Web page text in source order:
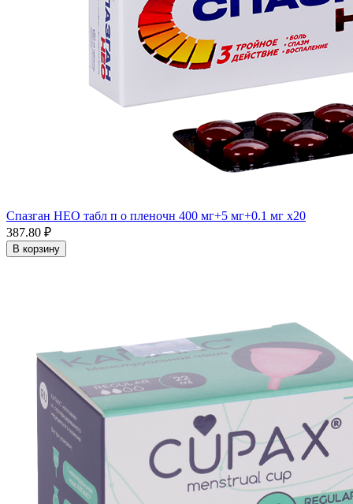
Спазган НЕО табл п о пленочн 400 мг+5 мг+0.1 мг x20
387.80 ₽
В корзину